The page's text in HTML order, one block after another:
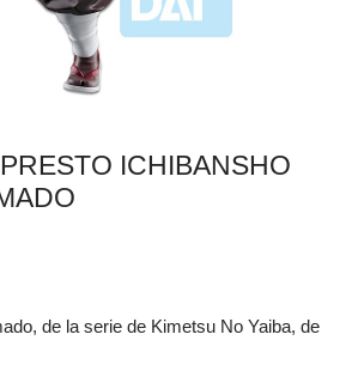
ICHIBANSHO
de la serie de Kimetsu No Yaiba, de